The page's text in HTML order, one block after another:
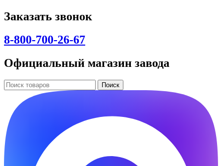
Заказать звонок
8-800-700-26-67
Официальный магазин завода
Поиск